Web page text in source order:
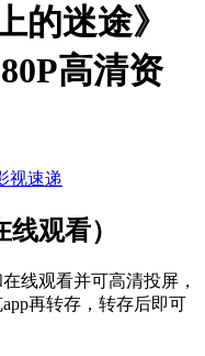
的迷途》
高清资
视速递
观看）
线观看并可高清投屏，
再转存，转存后即可